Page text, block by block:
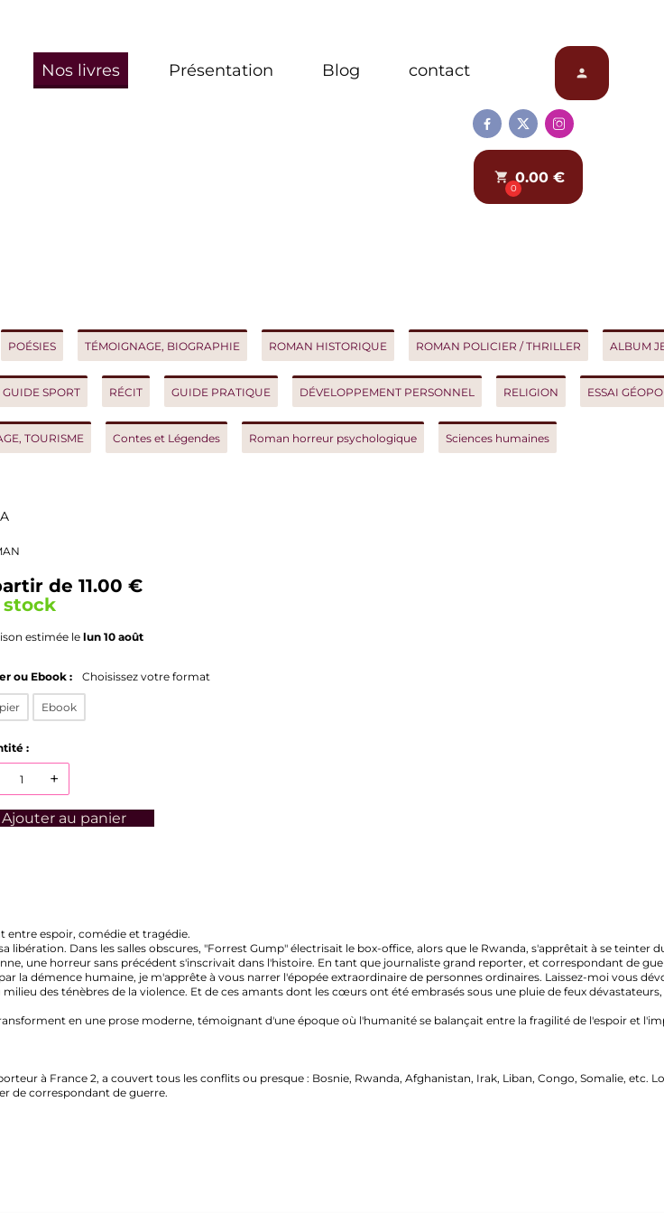
Nos livres Présentation Blog contact
 
0.00 €
TÉMOIGNAGE, BIOGRAPHIE ROMAN HISTORIQUE ROMAN POLICIER / THRILLER ALBUM
SPORT RÉCIT GUIDE PRATIQUE DÉVELOPPEMENT PERSONNEL RELIGION ESSAI
Contes et Légendes Roman horreur psychologique Sciences humaines
de 11.00 €
lelun 10 août
: Choisissez votre format
Ebook
+
au panier
espoir, comédie et tragédie.
Dans les salles obscures, "Forrest Gump" électrisait le box-office, alors que le Rwanda, s'apprêtait à se teinter du
horreur sans précédent s'inscrivait dans l'histoire. En tant que journaliste grand reporter, et correspondant de guerre,
humaine, je m'apprête à vous narrer l'épopée extraordinaire de personnes ordinaires. Laissez-moi vous dévoiler
ténèbres de la violence. Et de ces amants dont les cœurs ont été embrasés sous une pluie de feux dévastateurs,
en une prose moderne, témoignant d'une époque où l'humanité se balançait entre la fragilité de l'espoir et
à France 2, a couvert tous les conflits ou presque : Bosnie, Rwanda, Afghanistan, Irak, Liban, Congo, Somalie, etc. Loin des
de guerre.